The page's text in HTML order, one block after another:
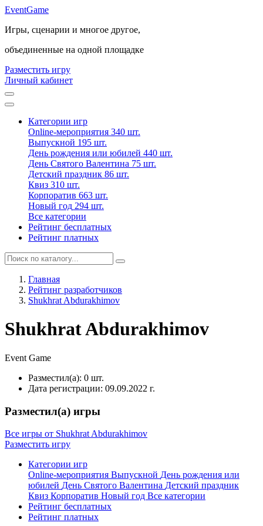
EventGame
Игры, сценарии и многое другое,
объединенные на одной площадке
Разместить игру
Личный кабинет
Категории игр
Online-мероприятия 340 шт.
Выпускной 195 шт.
День рождения или юбилей 440 шт.
День Святого Валентина 75 шт.
Детский праздник 86 шт.
Квиз 310 шт.
Корпоратив 663 шт.
Новый год 294 шт.
Все категории
Рейтинг бесплатных
Рейтинг платных
Главная
Рейтинг разработчиков
Shukhrat Abdurakhimov
Shukhrat Abdurakhimov
Event Game
Разместил(а): 0 шт.
Дата регистрации: 09.09.2022 г.
Разместил(а) игры
Все игры от Shukhrat Abdurakhimov
Разместить игру
Категории игр
Online-мероприятия Выпускной День рождения или
юбилей День Святого Валентина Детский праздник
Квиз Корпоратив Новый год Все категории
Рейтинг бесплатных
Рейтинг платных